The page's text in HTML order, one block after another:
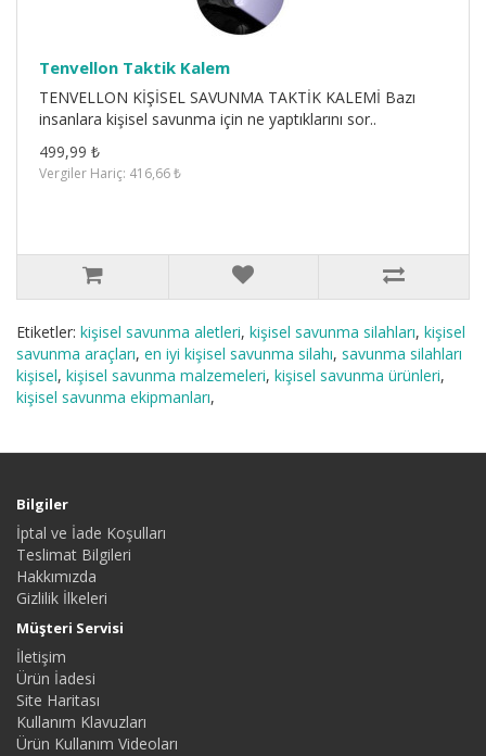
Tenvellon Taktik Kalem
TENVELLON KİŞİSEL SAVUNMA TAKTİK KALEMİ Bazı
insanlara kişisel savunma için ne yaptıklarını sor..
499,99 ₺
Vergiler Hariç: 416,66 ₺
Etiketler: kişisel savunma aletleri, kişisel savunma silahları, kişisel
savunma araçları, en iyi kişisel savunma silahı, savunma silahları
kişisel, kişisel savunma malzemeleri, kişisel savunma ürünleri,
kişisel savunma ekipmanları,
Bilgiler
İptal ve İade Koşulları
Teslimat Bilgileri
Hakkımızda
Gizlilik İlkeleri
Müşteri Servisi
İletişim
Ürün İadesi
Site Haritası
Kullanım Klavuzları
Ürün Kullanım Videoları